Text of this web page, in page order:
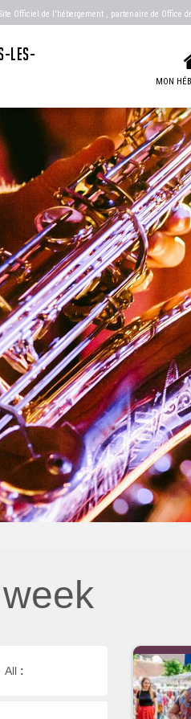
Officiel de l'hébergement , partenaire de Office
LES-
MON
All :